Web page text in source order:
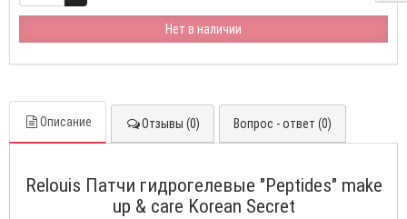
Нет в наличии
Описание Отзывы (0) Вопрос - ответ (0)
Relouis Патчи гидрогелевые "Peptides" make
up & care Korean Secret